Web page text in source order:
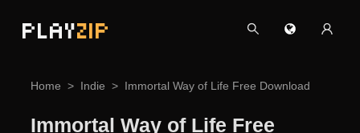
PLAYZIP
Home Indie Immortal Way of Life Free Download
Immortal Way of Life Free